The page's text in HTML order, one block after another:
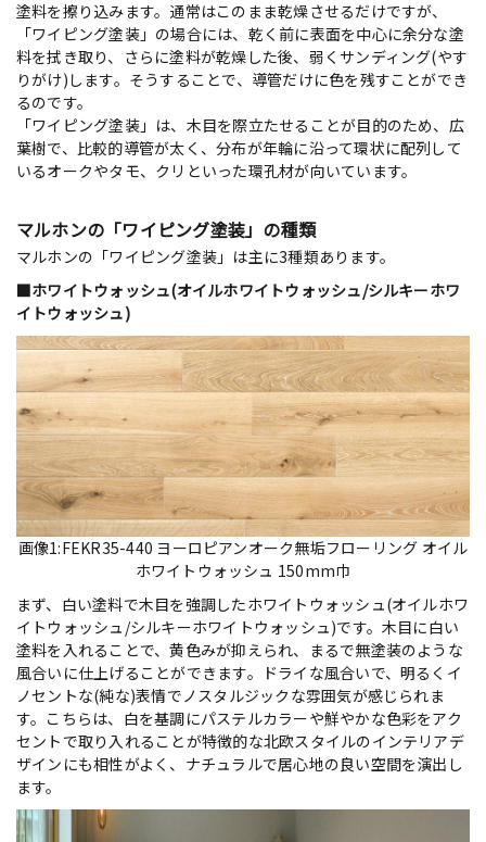
塗料を擦り込みます。通常はこのまま乾燥させるだけですが、
「ワイピング塗装」の場合には、乾く前に表面を中心に余分な塗
料を拭き取り、さらに塗料が乾燥した後、弱くサンディング(やす
りがけ)します。そうすることで、導管だけに色を残すことができ
るのです。
「ワイピング塗装」は、木目を際立たせることが目的のため、広
葉樹で、比較的導管が太く、分布が年輪に沿って環状に配列して
いるオークやタモ、クリといった環孔材が向いています。
マルホンの「ワイピング塗装」の種類
マルホンの「ワイピング塗装」は主に3種類あります。
■ホワイトウォッシュ(オイルホワイトウォッシュ/シルキーホワ
イトウォッシュ)
画像1:FEKR35-440 ヨーロピアンオーク無垢フローリング オイル
ホワイトウォッシュ 150mm巾
まず、白い塗料で木目を強調したホワイトウォッシュ(オイルホワ
イトウォッシュ/シルキーホワイトウォッシュ)です。木目に白い
塗料を入れることで、黄色みが抑えられ、まるで無塗装のような
風合いに仕上げることができます。ドライな風合いで、明るくイ
ノセントな(純な)表情でノスタルジックな雰囲気が感じられま
す。こちらは、白を基調にパステルカラーや鮮やかな色彩をアク
セントで取り入れることが特徴的な北欧スタイルのインテリアデ
ザインにも相性がよく、ナチュラルで居心地の良い空間を演出し
ます。